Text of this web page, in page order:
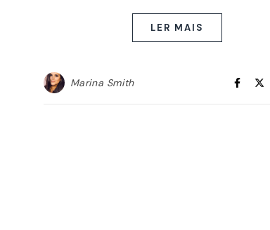
LER MAIS
Marina Smith